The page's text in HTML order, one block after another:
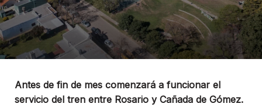
Antes de fin de mes comenzará a funcionar el
servicio del tren entre Rosario y Cañada de Gómez.